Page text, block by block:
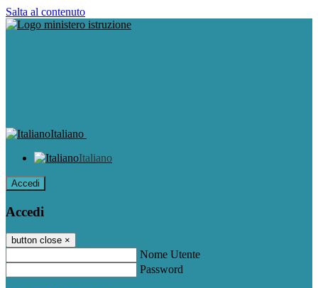
Salta al contenuto
Italiano
Italiano
Accedi
Accedi
button close ×
Nome Utente
Password